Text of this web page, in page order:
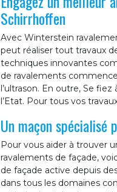
Schirrhoffen
Avec Winterstein
peut réaliser tout travaux
techniques innovantes
de ravalements
l’ultrason. En outre, Se
l’Etat. Pour tous vos
Un maçon
Pour vous aider à trouver
ravalements de façade,
de façade active depuis
dans tous les domaines